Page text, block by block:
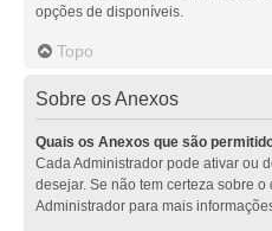
opções de disponíveis.
Topo
Sobre os Anexos
Quais os Anexos que são
Cada Administrador pode ativar ou
desejar. Se não tem certeza sobre
Administrador para mais